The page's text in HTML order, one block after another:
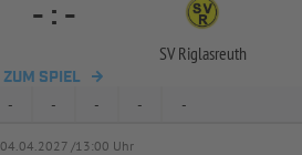
- : -
SV Riglasreuth
ZUM SPIEL
- - - - -
04.04.2027 /13:00 Uhr